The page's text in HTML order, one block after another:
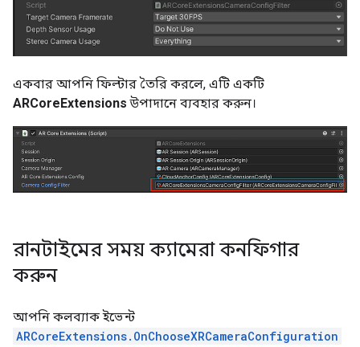
একবার আপনি ফিল্টার তৈরি করলে, এটি একটি
ARCoreExtensions উপাদানে ব্যবহার করুন।
রানটাইমের সময় ক্যামেরা কনফিগার
করুন
আপনি কলব্যাক ইভেন্ট
ARCoreExtensions.OnChooseXRCameraConfiguration